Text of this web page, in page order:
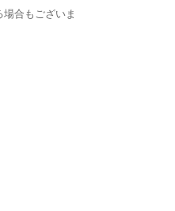
合もございま